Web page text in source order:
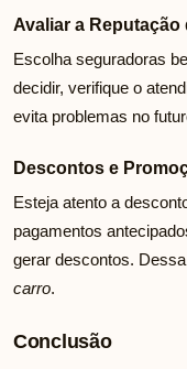
Avaliar a Reputação
Escolha seguradoras
decidir, verifique o
evita problemas no
Descontos e
Esteja atento a
pagamentos
gerar descontos.
carro.
Conclusão